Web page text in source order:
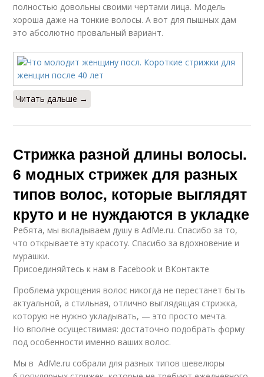
полностью довольны своими чертами лица. Модель
хороша даже на тонкие волосы. А вот для пышных дам
это абсолютно провальный вариант.
Читать дальше →
Стрижка разной длины волосы.
6 модных стрижек для разных
типов волос, которые выглядят
круто и не нуждаются в укладке
Ребята, мы вкладываем душу в AdMe.ru. Cпасибо за то,
что открываете эту красоту. Спасибо за вдохновение и
мурашки.
Присоединяйтесь к нам в Facebook и ВКонтакте
Проблема укрощения волос никогда не перестанет быть
актуальной, а стильная, отлично выглядящая стрижка,
которую не нужно укладывать, — это просто мечта.
Но вполне осуществимая: достаточно подобрать форму
под особенности именно ваших волос.
Мы в AdMe.ru собрали для разных типов шевелюры